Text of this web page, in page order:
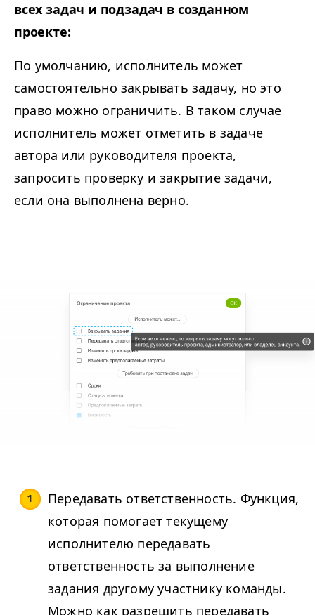
всех задач и подзадач в созданном
проекте:
По умолчанию, исполнитель может
самостоятельно закрывать задачу, но это
право можно ограничить. В таком случае
исполнитель может отметить в задаче
автора или руководителя проекта,
запросить проверку и закрытие задачи,
если она выполнена верно.
Передавать ответственность. Функция,
которая помогает текущему
исполнителю передавать
ответственность за выполнение
задания другому участнику команды.
Можно как разрешить передавать